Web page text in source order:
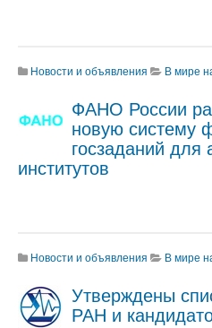
Новости и объявления В мире
ФАНО России
новую систему
госзаданий для
институтов
Новости и объявления В мире
Утверждены
РАН и